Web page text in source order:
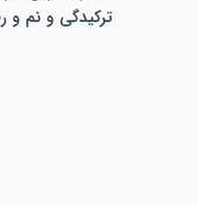
ترکیدگی و نم و